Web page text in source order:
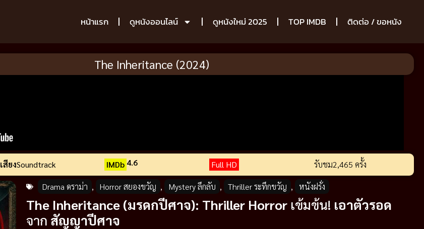
หน้าแรก ดูหนังออนไลน์ ดูหนังใหม่ 2025 TOP IMDB ติดต่อ / ขอหนัง
The Inheritance (2024)
เสียงSoundtrack IMDb 4.6 Full HD รับชม2,465 ครั้ง
Drama ดราม่า , Horror สยองขวัญ , Mystery ลึกลับ , Thriller ระทึกขวัญ , หนังฝรั่ง
The Inheritance (มรดกปีศาจ): Thriller Horrorเข้มข้น! เอาตัวรอด
จาก สัญญาปีศาจ